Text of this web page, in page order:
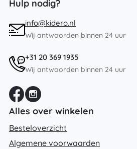
Hulp nodig?
info@kidero.nl
Wij antwoorden binnen 24 uur
+31 20 369 1935
Wij antwoorden binnen 24 uur
Alles over winkelen
Besteloverzicht
Algemene voorwaarden